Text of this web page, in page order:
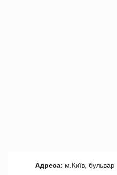
Адреса: м.Київ,